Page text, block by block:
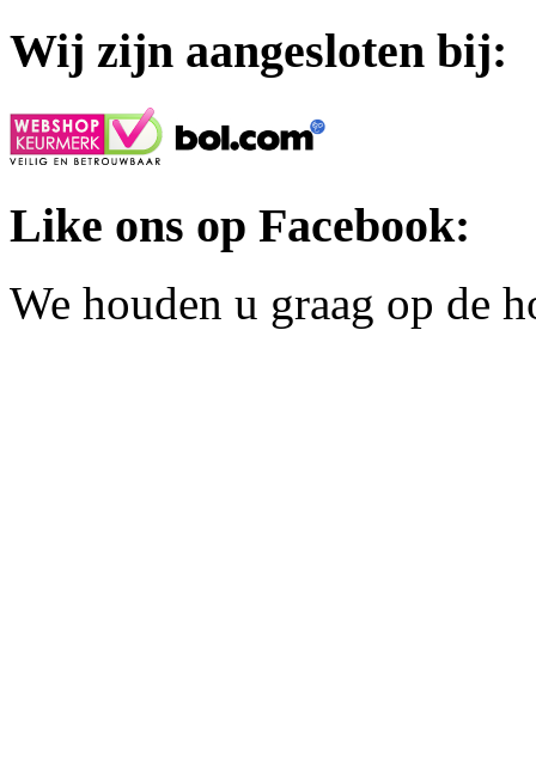
Wij zijn aangesloten bij:
Like ons op Facebook:
We houden u graag op de